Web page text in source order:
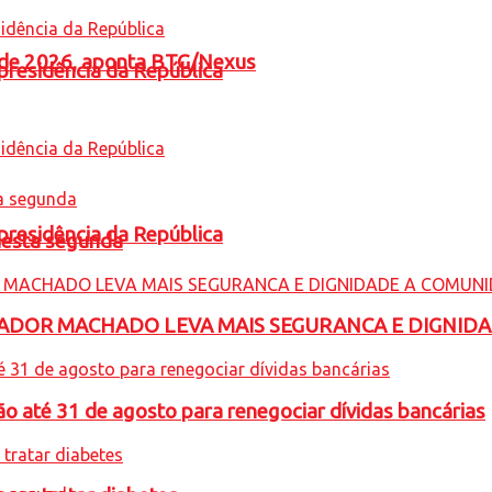
2026, aponta BTG/Nexus
da República
da República
segunda
MACHADO LEVA MAIS SEGURANCA E
até 31 de agosto para renegociar dívidas bancárias